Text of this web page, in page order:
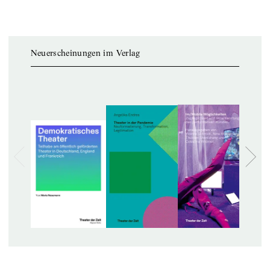
Neuerscheinungen im Verlag